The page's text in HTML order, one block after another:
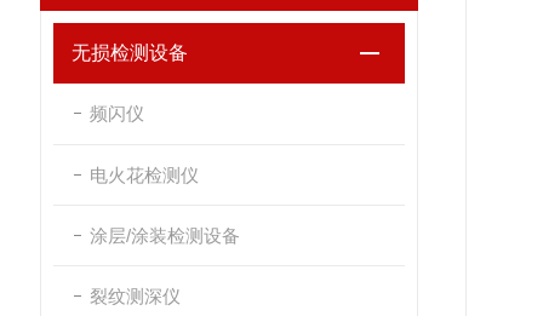
无损检测设备
频闪仪
电火花检测仪
涂层/涂装检测设备
裂纹测深仪